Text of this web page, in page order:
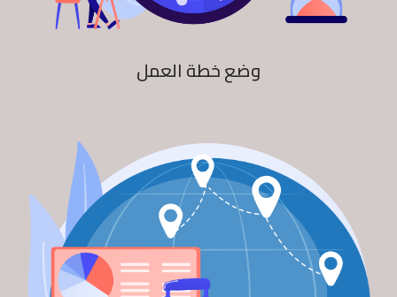
وضع خطة العمل